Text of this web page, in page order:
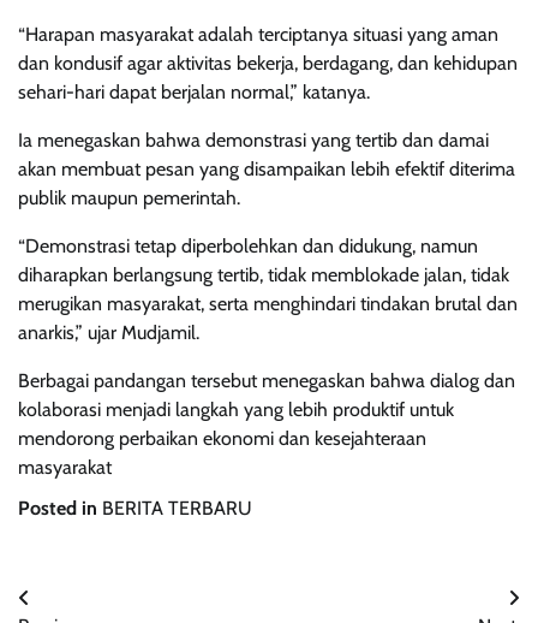
“Harapan masyarakat adalah terciptanya situasi yang aman
dan kondusif agar aktivitas bekerja, berdagang, dan kehidupan
sehari-hari dapat berjalan normal,” katanya.
Ia menegaskan bahwa demonstrasi yang tertib dan damai
akan membuat pesan yang disampaikan lebih efektif diterima
publik maupun pemerintah.
“Demonstrasi tetap diperbolehkan dan didukung, namun
diharapkan berlangsung tertib, tidak memblokade jalan, tidak
merugikan masyarakat, serta menghindari tindakan brutal dan
anarkis,” ujar Mudjamil.
Berbagai pandangan tersebut menegaskan bahwa dialog dan
kolaborasi menjadi langkah yang lebih produktif untuk
mendorong perbaikan ekonomi dan kesejahteraan
masyarakat
Posted in BERITA TERBARU
Navigasi